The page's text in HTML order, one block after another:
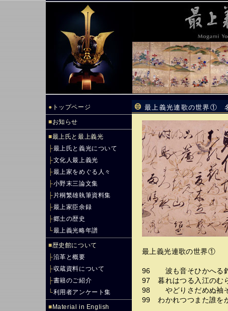
● トップページ
■お知らせ
■最上氏と最上義光
├最上氏と義光について
├文化人最上義光
├最上家をめぐる人々
├小野末三論文集
├ 片桐繁雄執筆資料集
├最上家臣余録
├郷土の歴史
└最上義光略年譜
■歴史館について
├沿革と概要
├収蔵資料について
├書籍のご紹介
└利用者アンケート集
■ Material in English
最上義光連歌の世界①
最上義光連歌の世界①
96 波も音そ
97 暮れはつる入
98 やどりさだ
99 わかれつつま